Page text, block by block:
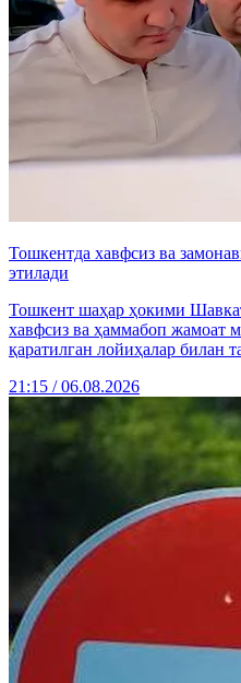
Тошкентда хавфсиз ва
этилади
Тошкент шаҳар ҳокими
хавфсиз ва ҳаммабоп жамоат
қаратилган лойиҳалар билан
21:15 / 06.08.2026